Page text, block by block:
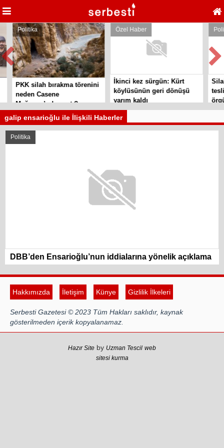
Politika
PKK silah bırakma törenini
neden Casene
Mağarası’nda yaptı?
Özel Haber
İkinci kez sürgün: Kürt
köylüsünün geri dönüşü
yarım kaldı
galip ensarioğlu ile İlişkili Haberler
Politika
DBB’den Ensarioğlu’nun iddialarına yönelik açıklama
Hakkımızda İletişim Künye Gizlilik İlkeleri
Serbesti Gazetesi © 2023 Tüm Hakları saklıdır, kaynak
gösterilmeden içerik kopyalanamaz.
Hazır Site by Uzman Tescil web
sitesi kurma